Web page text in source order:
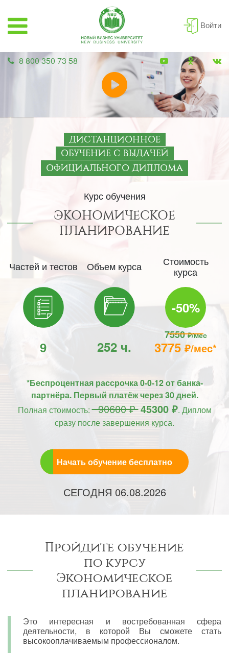
Войти
8 800 350 73 58
ДИСТАНЦИОННОЕ
ОБУЧЕНИЕ С ВЫДАЧЕЙ
ОФИЦИАЛЬНОГО ДИПЛОМА
Курс обучения
ЭКОНОМИЧЕСКОЕ
ПЛАНИРОВАНИЕ
Частей и тестов
9
Объем курса
252 ч.
Стоимость
курса
-50%
7550₽/мес
3775₽/мес*
*Беспроцентная рассрочка 0-0-12 от банка-
партнёра. Первый платёж через 30 дней.
Полная стоимость:90600 ₽45300 ₽. Диплом
сразу после завершения курса.
Начать обучение бесплатно
СЕГОДНЯ 06.08.2026
Пройдите обучение
по курсу
Экономическое
планирование
Это интересная и востребованная сфера
деятельности, в которой Вы сможете стать
высокооплачиваемым профессионалом.